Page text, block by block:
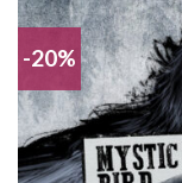
-20%